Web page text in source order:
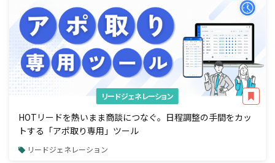
リードジェネレーション
HOTリードを熱いまま商談につなぐ。日程調整の手間をカッ
トする「アポ取り専用」ツール
リードジェネレーション